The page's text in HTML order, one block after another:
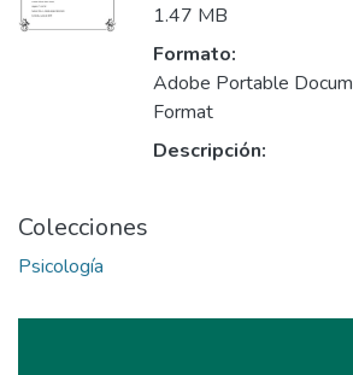
1.47 MB
Formato:
Adobe Portable
Format
Descripción:
Colecciones
Psicología